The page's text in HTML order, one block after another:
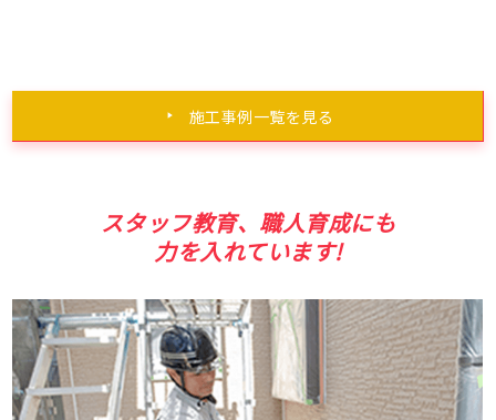
施工事例一覧を見る
スタッフ教育、職人育成にも
力を入れています!